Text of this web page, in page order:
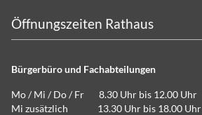
Öffnungszeiten Rathaus
Bürgerbüro und Fachabteilungen
Mo / Mi / Do / Fr 8.30 Uhr bis 12.00 Uhr
Mi zusätzlich 13.30 Uhr bis 18.00 Uhr